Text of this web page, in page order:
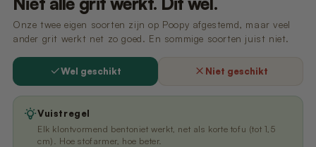
Plaats de oude bak ernaast. Keuzevrijheid voorkomt stress.
Schep wat vuil grit over in de Poopy
Verwijder de oude bak pas later
Onze twee eigen soorten zijn op Poopy afgestemd, maar veel
ander grit werkt net zo goed. En sommige soorten juist niet.
Wel geschikt Niet geschikt
Vuistregel
Elk klontvormend bentoniet werkt, net als korte tofu (tot 1,5
cm). Hoe stofarmer, hoe beter.